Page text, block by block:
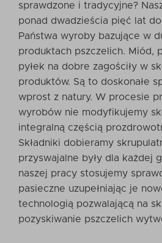
sprawdzone i tradycyjne?
ponad dwadzieścia pięć lat
Państwa wyroby bazujące w
produktach pszczelich. Miód,
pyłek na dobre zagościły w
produktów. Są to doskonałe
wprost z natury. W procesie
wyrobów nie modyfikujemy
integralną częścią
Składniki dobieramy
przyswajalne były dla każdej
naszej pracy stosujemy
pasieczne uzupełniając je
technologią pozwalającą na
pozyskiwanie pszczelich